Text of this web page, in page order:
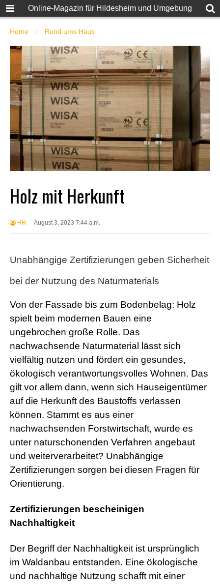
Online-Magazin für Hildesheim und Umgebung
Home Rund ums Haus
Holz mit Herkunft
HH August 3, 2023 7:44 a.m.
Unabhängige Zertifizierungen geben Sicherheit
bei der Nutzung des Naturmaterials
Von der Fassade bis zum Bodenbelag: Holz
spielt beim modernen Bauen eine
ungebrochen große Rolle. Das
nachwachsende Naturmaterial lässt sich
vielfältig nutzen und fördert ein gesundes,
ökologisch verantwortungsvolles Wohnen. Das
gilt vor allem dann, wenn sich Hauseigentümer
auf die Herkunft des Baustoffs verlassen
können. Stammt es aus einer
nachwachsenden Forstwirtschaft, wurde es
unter naturschonenden Verfahren angebaut
und weiterverarbeitet? Unabhängige
Zertifizierungen sorgen bei diesen Fragen für
Orientierung.
Zertifizierungen bescheinigen
Nachhaltigkeit
Der Begriff der Nachhaltigkeit ist ursprünglich
im Waldanbau entstanden. Eine ökologische
und nachhaltige Nutzung schafft mit einer